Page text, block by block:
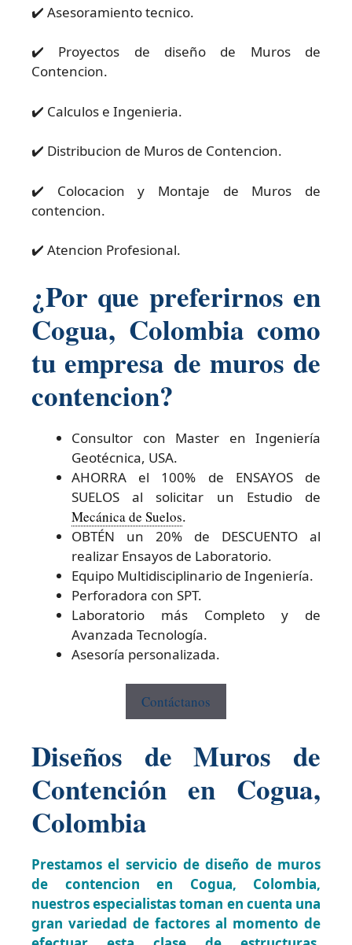
✔️ Asesoramiento tecnico.
✔️ Proyectos de diseño de Muros de
Contencion.
✔️ Calculos e Ingenieria.
✔️ Distribucion de Muros de Contencion.
✔️ Colocacion y Montaje de Muros de
contencion.
✔️ Atencion Profesional.
¿Por que preferirnos en
Cogua, Colombia como
tu empresa de muros de
contencion?
Consultor con Master en Ingeniería
Geotécnica, USA.
AHORRA el 100% de ENSAYOS de
SUELOS al solicitar un Estudio de
Mecánica de Suelos.
OBTÉN un 20% de DESCUENTO al
realizar Ensayos de Laboratorio.
Equipo Multidisciplinario de Ingeniería.
Perforadora con SPT.
Laboratorio más Completo y de
Avanzada Tecnología.
Asesoría personalizada.
Contáctanos
Diseños de Muros de
Contención en Cogua,
Colombia
Prestamos el servicio de diseño de muros
de contencion en Cogua, Colombia,
nuestros especialistas toman en cuenta una
gran variedad de factores al momento de